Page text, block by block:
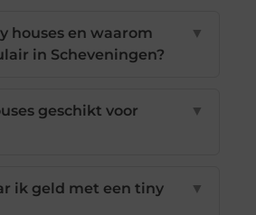
houses en waarom
in Scheveningen?
▼
geschikt voor
▼
ik geld met een tiny
▼